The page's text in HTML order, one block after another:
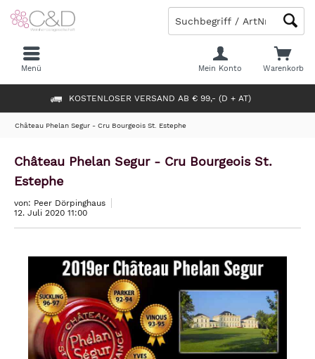
KOSTENLOSER VERSAND AB € 99,- (D + AT)
Warenkorb
Mein Konto
Menü
Château Phelan Segur - Cru Bourgeois St. Estephe
Château Phelan Segur - Cru Bourgeois St.
Estephe
von: Peer Dörpinghaus
12. Juli 2020 11:00